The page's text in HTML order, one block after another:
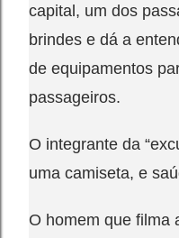
capital, um dos
brindes e dá a
de equipamentos
passageiros.
O integrante da
uma camiseta, e
O homem que filma